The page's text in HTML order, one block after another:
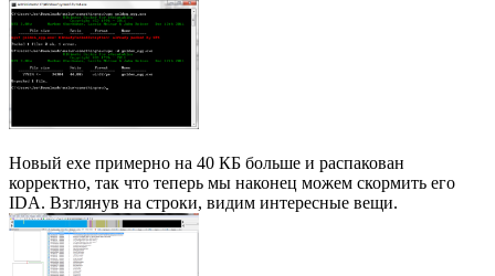
Новый exe примерно на 40 КБ больше и распакован
корректно, так что теперь мы наконец можем скормить его
IDA. Взглянув на строки, видим интересные вещи.